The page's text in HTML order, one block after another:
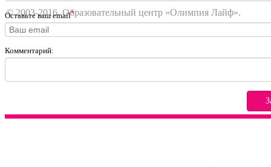
© 2003-2016. Образовательный центр «Олимпия Лайф».
Оставьте ваш email*
Комментарий: